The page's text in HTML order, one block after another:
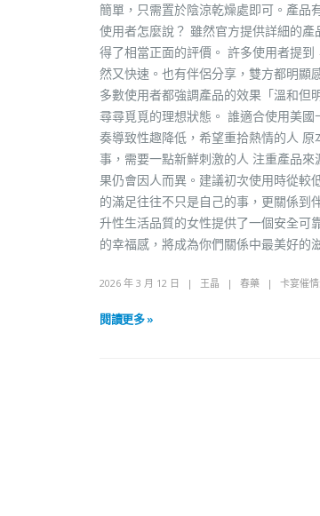
簡單，只需置於陰涼乾燥處即可。產品
使用者怎麼說？ 雖然官方提供詳細的
得了相當正面的評價。 許多使用者提
然又快速。也有伴侶分享，雙方都明顯
多數使用者都強調產品的效果「溫和
尋尋覓覓的理想狀態。 誰適合使用美
奏導致性趣降低，希望重拾熱情的人
事，需要一點新鮮刺激的人 注重產品
果仍會因人而異。建議初次使用時從較
的滿足往往不只是自己的事，更關係到
升性生活品質的女性提供了一個安全可
的幸福感，將成為你們關係中最美好的
2026 年 3 月 12 日 王晶 春藥 卡宴催
閱讀更多 »